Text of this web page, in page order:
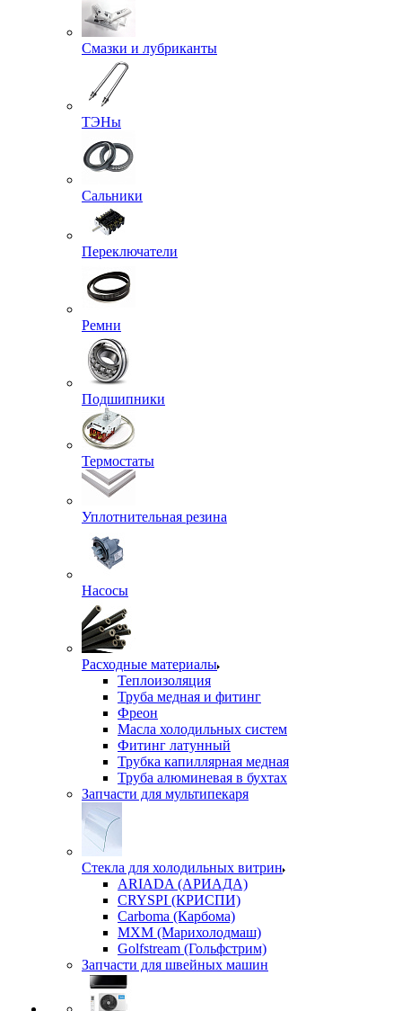
Смазки и лубриканты
ТЭНы
Сальники
Переключатели
Ремни
Подшипники
Термостаты
Уплотнительная резина
Насосы
Расходные материалы
Теплоизоляция
Труба медная и фитинг
Фреон
Масла холодильных систем
Фитинг латунный
Трубка капиллярная медная
Труба алюминевая в бухтах
Запчасти для мультипекаря
Стекла для холодильных витрин
ARIADA (АРИАДА)
CRYSPI (КРИСПИ)
Carboma (Карбома)
MXM (Марихолодмаш)
Golfstream (Гольфстрим)
Запчасти для швейных машин